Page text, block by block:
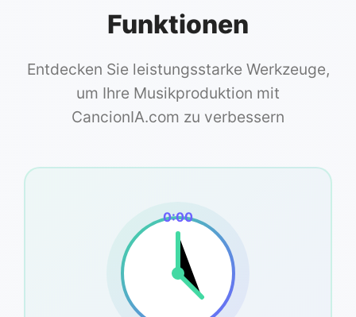
Funktionen
Entdecken Sie leistungsstarke Werkzeuge,
um Ihre Musikproduktion mit
CancionIA.com zu verbessern
0:00